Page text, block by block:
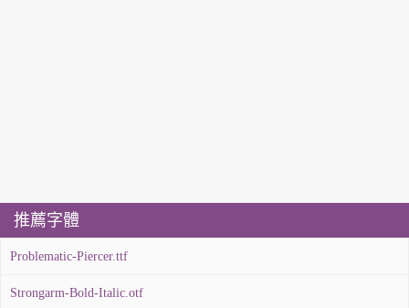
推薦字體
Problematic-Piercer.ttf
Strongarm-Bold-Italic.otf